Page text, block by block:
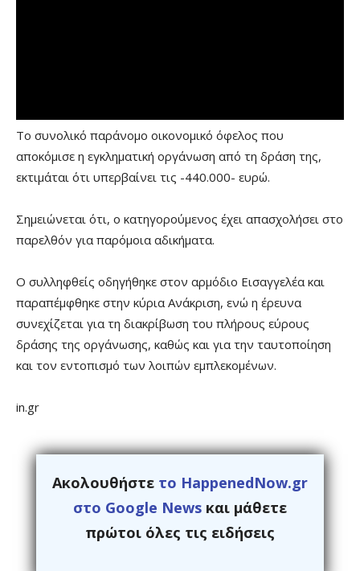
Το συνολικό παράνομο οικονομικό όφελος που
αποκόμισε η εγκληματική οργάνωση από τη δράση της,
εκτιμάται ότι υπερβαίνει τις -440.000- ευρώ.
Σημειώνεται ότι, ο κατηγορούμενος έχει απασχολήσει στο
παρελθόν για παρόμοια αδικήματα.
Ο συλληφθείς οδηγήθηκε στον αρμόδιο Εισαγγελέα και
παραπέμφθηκε στην κύρια Ανάκριση, ενώ η έρευνα
συνεχίζεται για τη διακρίβωση του πλήρους εύρους
δράσης της οργάνωσης, καθώς και για την ταυτοποίηση
και τον εντοπισμό των λοιπών εμπλεκομένων.
in.gr
Ακολουθήστε το HappenedNow.gr
στο Google News και μάθετε
πρώτοι όλες τις ειδήσεις